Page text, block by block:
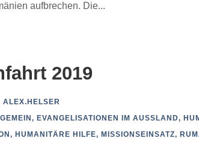
aufbrechen. Die...
2019
ALEX.HELSER
, EVANGELISATIONEN IM AUSSLAND ,
, HUMANITÄRE HILFE, MISSIONSEINSATZ,